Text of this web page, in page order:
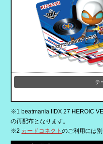
※1 beatmania IIDX 27 HEROIC
の再配布となります。
※2 カードコネクトのご利用には